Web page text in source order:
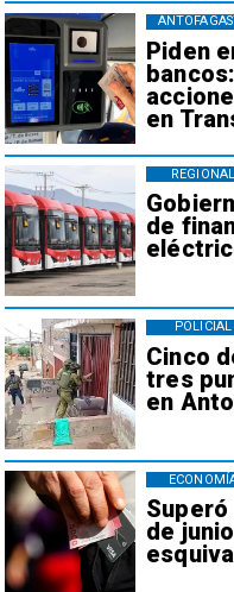
Piden
en
de
REGIONAL
Cinco
tres
en
POLICIAL
de